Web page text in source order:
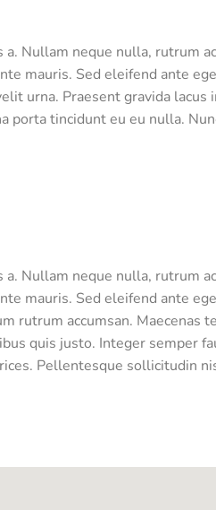
Nullam neque nulla, rutrum
mauris. Sed eleifend ante
urna. Praesent gravida lacus
porta tincidunt eu eu nulla.
Nullam neque nulla, rutrum
mauris. Sed eleifend ante
rutrum accumsan. Maecenas
quis justo. Integer semper
Pellentesque sollicitudin